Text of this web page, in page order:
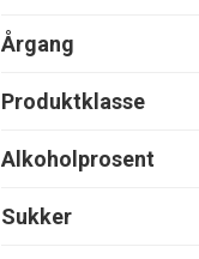
Årgang
Produktklasse
Alkoholprosent
Sukker